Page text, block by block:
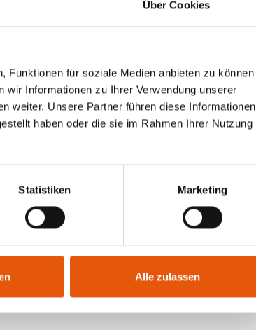
Über Cookies
Funktionen für soziale Medien anbieten zu können
wir Informationen zu Ihrer Verwendung unserer
weiter. Unsere Partner führen diese Informationen
haben oder die sie im Rahmen Ihrer Nutzung
Statistiken Marketing
Alle zulassen
noch im Aufbau.
Gewinner seit der Vergabe 2002.